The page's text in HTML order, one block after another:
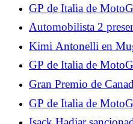
GP de Italia de
marcan un objetivo
campeonato
Automobilista 2
Fernando Alonso.
Kimi Antonelli en
agita la bandera a
GP de Italia de
contento con su podio
Gran Premio de
carrera intensa,
GP de Italia de
con su carrera al